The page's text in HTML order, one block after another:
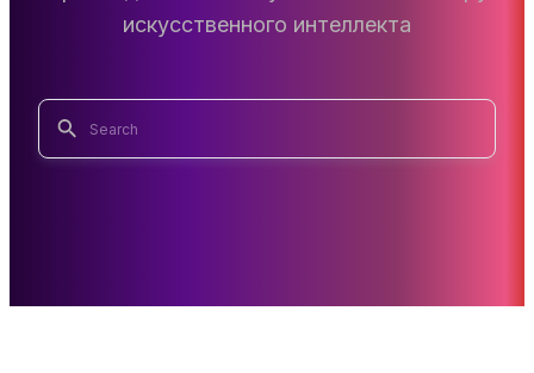
искусственного интеллекта